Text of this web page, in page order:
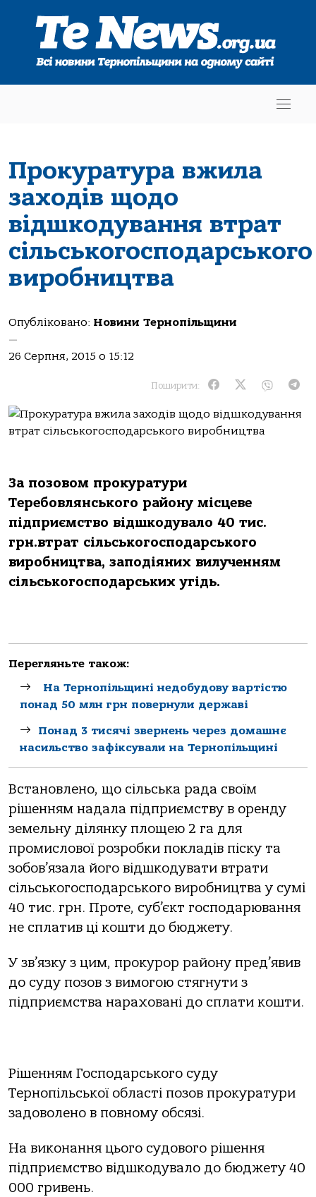
Прокуратура вжила
заходів щодо
відшкодування втрат
сільськогосподарського
виробництва
Опубліковано: Новини Тернопільщини
—
26 Серпня, 2015 о 15:12
Поширити:
За позовом прокуратури
Теребовлянського району місцеве
підприємство відшкодувало 40 тис.
грн.втрат сільськогосподарського
виробництва, заподіяних вилученням
сільськогосподарських угідь.
Перегляньте також:
На Тернопільщині недобудову вартістю
понад 50 млн грн повернули державі
Понад 3 тисячі звернень через домашнє
насильство зафіксували на Тернопільщині
Встановлено, що сільська рада своїм
рішенням надала підприємству в оренду
земельну ділянку площею 2 га для
промислової розробки покладів піску та
зобов’язала його відшкодувати втрати
сільськогосподарського виробництва у сумі
40 тис. грн. Проте, суб’єкт господарювання
не сплатив ці кошти до бюджету.
У зв’язку з цим, прокурор району пред’явив
до суду позов з вимогою стягнути з
підприємства нараховані до сплати кошти.
Рішенням Господарського суду
Тернопільської області позов прокуратури
задоволено в повному обсязі.
На виконання цього судового рішення
підприємство відшкодувало до бюджету 40
000 гривень.